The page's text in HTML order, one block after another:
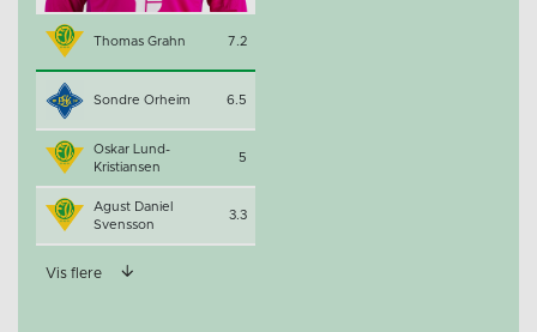
Thomas Grahn 7.2
Sondre Orheim 6.5
Oskar Lund-
Kristiansen
5
Agust Daniel
Svensson
3.3
Vis flere